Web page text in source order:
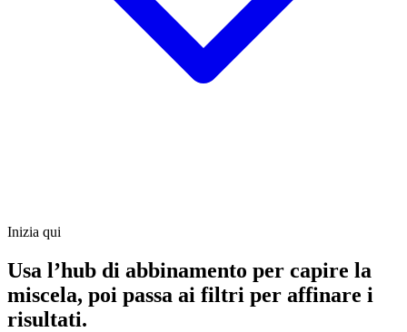
Inizia qui
Usa l’hub di abbinamento per capire la
miscela, poi passa ai filtri per affinare i
risultati.